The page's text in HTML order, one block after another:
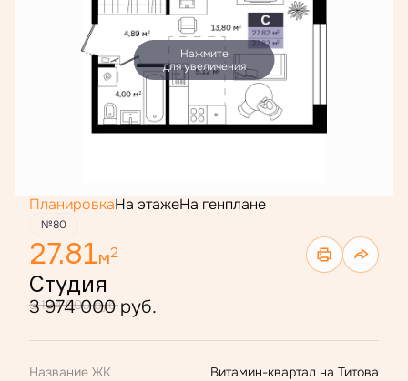
Нажмите
для увеличения
ПланировкаНа этажеНа генплане
№80
27.81м2
Студия
5 194 000 руб.
3 974 000 руб.
Название ЖК
Витамин-квартал на Титова